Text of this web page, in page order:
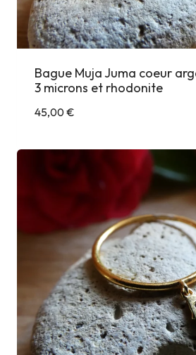
Bague Muja Juma coeur
3 microns et rhodonite
45,00€